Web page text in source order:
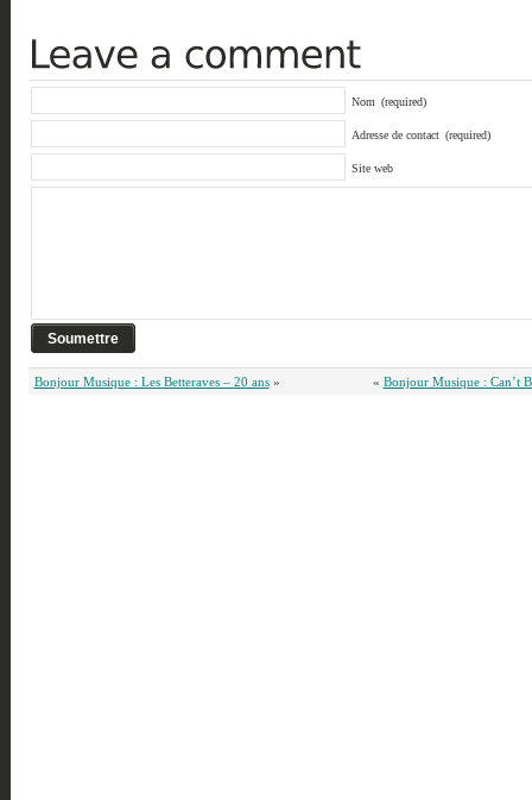
Nom (required)
Adresse de contact (required)
Site web
Bonjour Musique : Les Betteraves – 20 ans» « Bonjour Musique : Can’t